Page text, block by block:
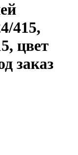
415,
цвет
заказ